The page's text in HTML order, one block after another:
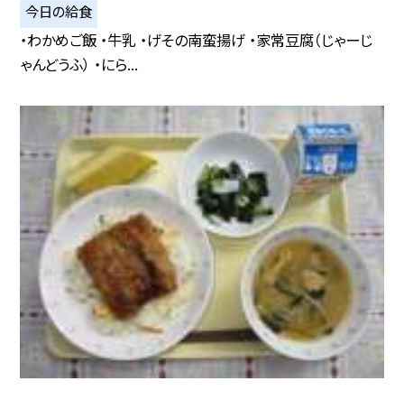
今日の給食
・わかめご飯 ・牛乳 ・げその南蛮揚げ ・家常豆腐（じゃーじ
ゃんどうふ） ・にら...